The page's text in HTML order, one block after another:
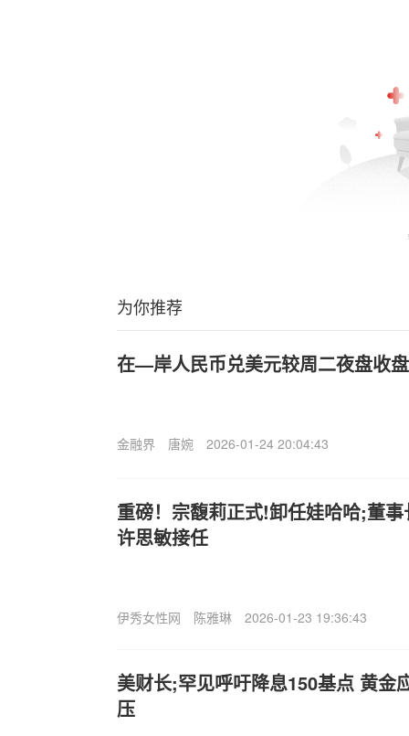
为你推荐
在—岸人民币兑美元较周二夜盘收
金融界 唐婉 2026-01-24 20:04:43
重磅！宗馥莉正式!卸任娃哈哈;董
许思敏接任
伊秀女性网 陈雅琳 2026-01-23 19:36:43
美财长;罕见呼吁降息150基点 黄金
压